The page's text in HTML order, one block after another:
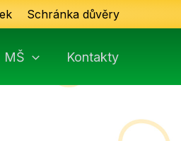
Schránka důvěry
MŠ Kontakty